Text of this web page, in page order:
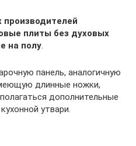
плиты без духовых
на полу.
панель, аналогичную
длинные ножки,
дополнительные
утвари.